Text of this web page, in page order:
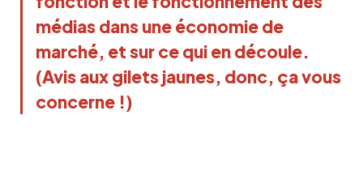
médias dans une économie de
marché, et sur ce qui en découle.
(Avis aux gilets jaunes, donc, ça vous
concerne !)